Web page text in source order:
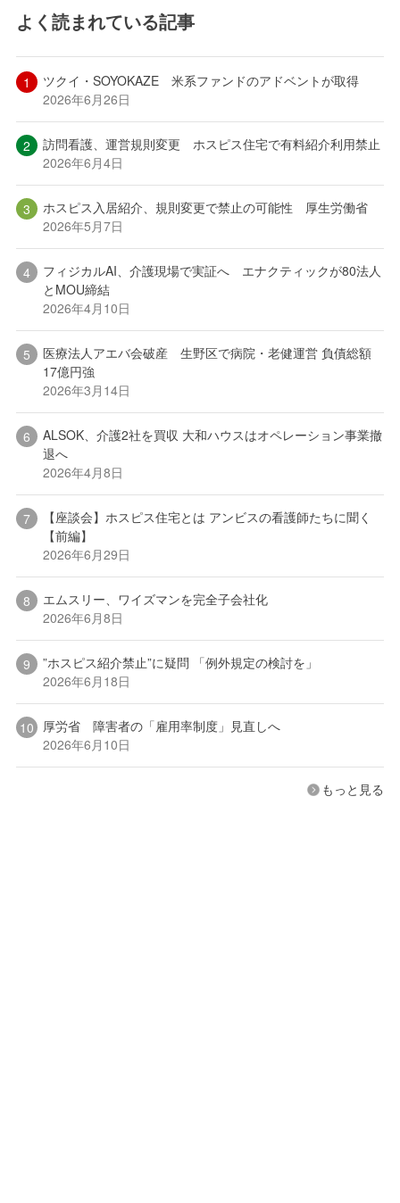
よく読まれている記事
ツクイ・SOYOKAZE 米系ファンドのアドベントが取得
2026年6月26日
訪問看護、運営規則変更 ホスピス住宅で有料紹介利用禁止
2026年6月4日
ホスピス入居紹介、規則変更で禁止の可能性 厚生労働省
2026年5月7日
フィジカルAI、介護現場で実証へ エナクティックが80法人
とMOU締結
2026年4月10日
医療法人アエバ会破産 生野区で病院・老健運営 負債総額
17億円強
2026年3月14日
ALSOK、介護2社を買収 大和ハウスはオペレーション事業撤
退へ
2026年4月8日
【座談会】ホスピス住宅とは アンビスの看護師たちに聞く
【前編】
2026年6月29日
エムスリー、ワイズマンを完全子会社化
2026年6月8日
”ホスピス紹介禁止”に疑問 「例外規定の検討を」
2026年6月18日
厚労省 障害者の「雇用率制度」見直しへ
2026年6月10日
もっと見る